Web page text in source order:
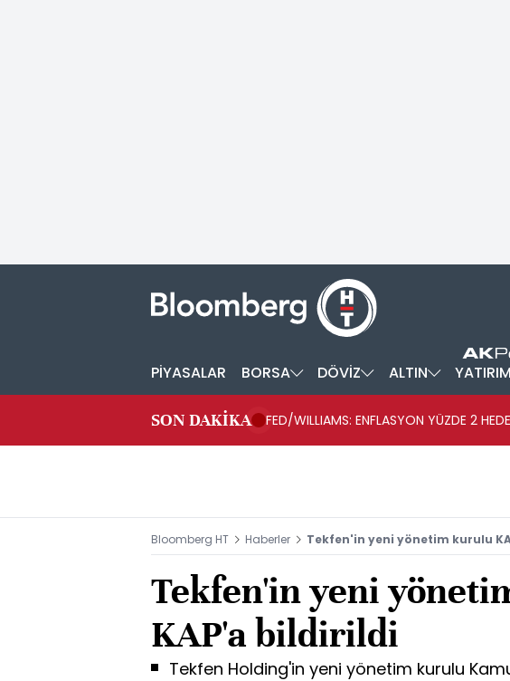
PİYASALAR BORSA DÖVİZ ALTIN
SON DAKİKA FED/WILLIAMS: ENFLASYON YÜZDE 2
Bloomberg HT Haberler Tekfen'in yeni yönetim kurulu
Tekfen'in yeni
KAP'a bildirildi
Tekfen Holding'in yeni yönetim kurulu